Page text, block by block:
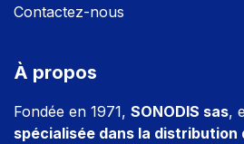
Contactez-nous
À propos
Fondée en 1971, SONODIS sas,
spécialisée dans la distribution